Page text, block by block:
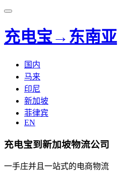
充电宝→东南亚
国内
马来
印尼
新加坡
菲律宾
EN
充电宝到新加坡物流公司
一手庄并且一站式的电商物流